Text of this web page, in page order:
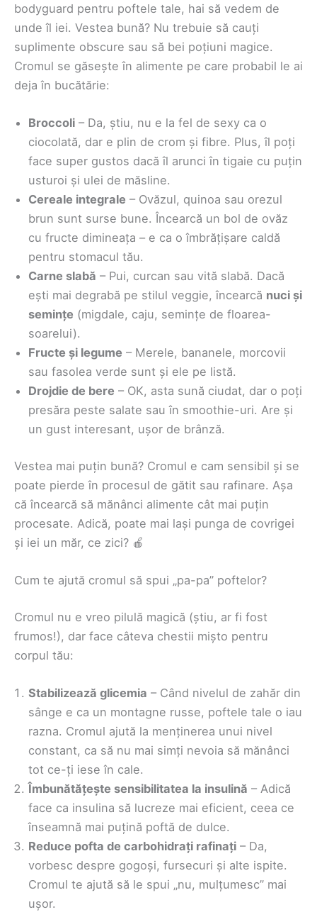
bodyguard pentru poftele tale, hai să vedem de
unde îl iei. Vestea bună? Nu trebuie să cauți
suplimente obscure sau să bei poțiuni magice.
Cromul se găsește în alimente pe care probabil le ai
deja în bucătărie:
Broccoli – Da, știu, nu e la fel de sexy ca o
ciocolată, dar e plin de crom și fibre. Plus, îl poți
face super gustos dacă îl arunci în tigaie cu puțin
usturoi și ulei de măsline.
Cereale integrale – Ovăzul, quinoa sau orezul
brun sunt surse bune. Încearcă un bol de ovăz
cu fructe dimineața – e ca o îmbrățișare caldă
pentru stomacul tău.
Carne slabă – Pui, curcan sau vită slabă. Dacă
ești mai degrabă pe stilul veggie, încearcă nuci și
semințe (migdale, caju, semințe de floarea-
soarelui).
Fructe și legume – Merele, bananele, morcovii
sau fasolea verde sunt și ele pe listă.
Drojdie de bere – OK, asta sună ciudat, dar o poți
presăra peste salate sau în smoothie-uri. Are și
un gust interesant, ușor de brânză.
Vestea mai puțin bună? Cromul e cam sensibil și se
poate pierde în procesul de gătit sau rafinare. Așa
că încearcă să mănânci alimente cât mai puțin
procesate. Adică, poate mai lași punga de covrigei
și iei un măr, ce zici? 🍎
Cum te ajută cromul să spui „pa-pa” poftelor?
Cromul nu e vreo pilulă magică (știu, ar fi fost
frumos!), dar face câteva chestii mișto pentru
corpul tău:
Stabilizează glicemia – Când nivelul de zahăr din
sânge e ca un montagne russe, poftele tale o iau
razna. Cromul ajută la menținerea unui nivel
constant, ca să nu mai simți nevoia să mănânci
tot ce-ți iese în cale.
Îmbunătățește sensibilitatea la insulină – Adică
face ca insulina să lucreze mai eficient, ceea ce
înseamnă mai puțină poftă de dulce.
Reduce pofta de carbohidrați rafinați – Da,
vorbesc despre gogoși, fursecuri și alte ispite.
Cromul te ajută să le spui „nu, mulțumesc” mai
ușor.